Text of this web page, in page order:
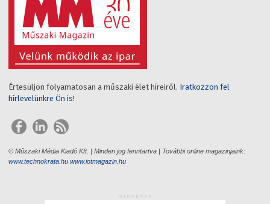
Értesüljön folyamatosan a műszaki élet híreiről. Iratkozzon fel
hírlevelünkre Ön is!
© Műszaki Média Kiadó Kft. | Minden jog fenntartva | További online magazinjaink:
www.technokrata.hu www.iotmagazin.hu
HIRDETÉS